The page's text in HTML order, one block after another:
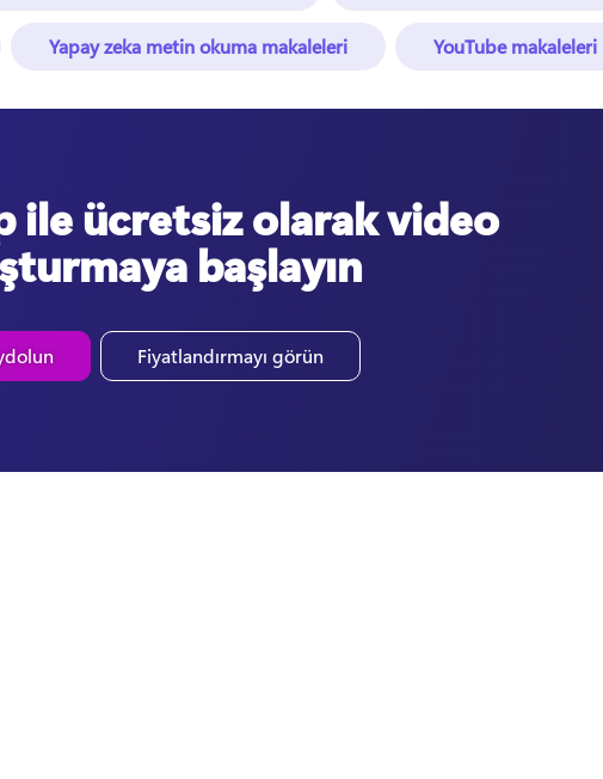
Yapay zeka metin okuma makaleleri YouTube makaleleri
ile ücretsiz olarak video
başlayın
Fiyatlandırmayı görün